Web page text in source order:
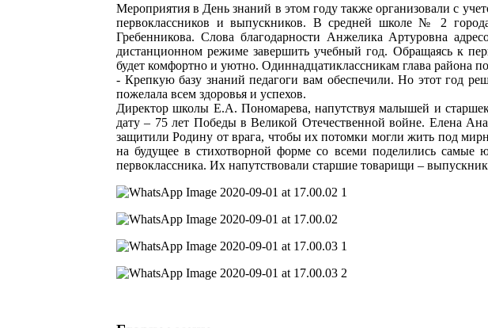
Мероприятия в День знаний в этом году также организовали с
первоклассников и выпускников. В средней школе № 2
Гребенникова. Слова благодарности Анжелика Артуровна
дистанционном режиме завершить учебный год. Обращаясь к
будет комфортно и уютно. Одиннадцатиклассникам глава района
- Крепкую базу знаний педагоги вам обеспечили. Но этот год
пожелала всем здоровья и успехов.
Директор школы Е.А. Пономарева, напутствуя малышей и
дату – 75 лет Победы в Великой Отечественной войне. Елена
защитили Родину от врага, чтобы их потомки могли жить под
на будущее в стихотворной форме со всеми поделились
первоклассника. Их напутствовали старшие товарищи –